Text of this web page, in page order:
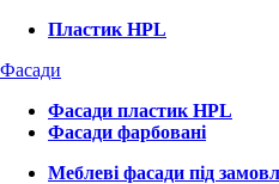
Пластик HPL
Фасади
Фасади пластик HPL
Фасади фарбовані
Меблеві фасади під